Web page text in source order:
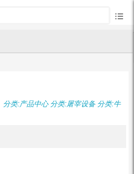
分类:产品中心分类:屠宰设备 分类:牛